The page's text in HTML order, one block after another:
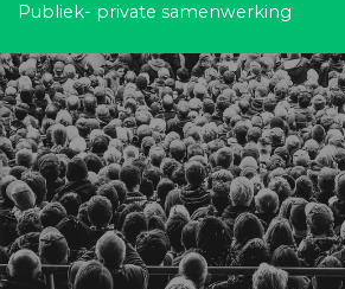
Publiek- private samenwerking